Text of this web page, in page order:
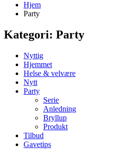
Hjem
Party
Kategori: Party
Nyttig
Hjemmet
Helse & velvære
Nytt
Party
Serie
Anledning
Bryllup
Produkt
Tilbud
Gavetips